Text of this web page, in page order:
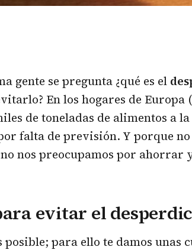
gente se pregunta ¿qué es el
En los hogares de Europa
de toneladas de alimentos a
falta de previsión. Y porque
nos preocupamos por ahorrar
evitar el
posible; para ello te damos unas